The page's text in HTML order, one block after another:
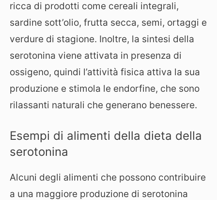
ricca di prodotti come cereali integrali,
sardine sott’olio, frutta secca, semi, ortaggi e
verdure di stagione. Inoltre, la sintesi della
serotonina viene attivata in presenza di
ossigeno, quindi l’attività fisica attiva la sua
produzione e stimola le endorfine, che sono
rilassanti naturali che generano benessere.
Esempi di alimenti della dieta della
serotonina
Alcuni degli alimenti che possono contribuire
a una maggiore produzione di serotonina